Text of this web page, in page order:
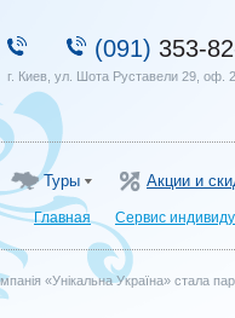
(091) 353-
г. Киев, ул. Шота Руставели 29, оф.
Туры Акции и
Главная Сервис
«Унікальна Україна» стала